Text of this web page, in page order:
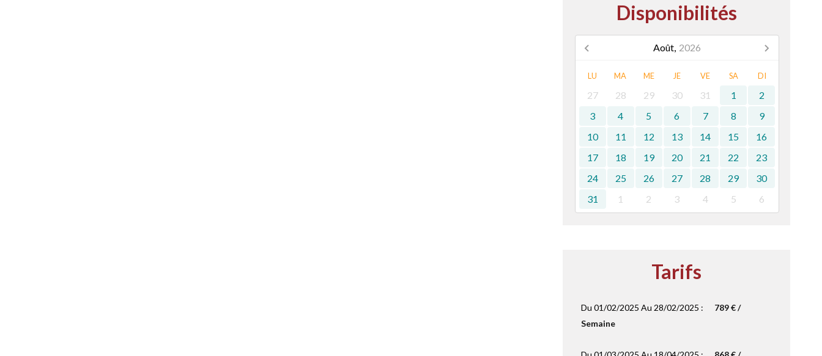
Disponibilités
Août, 2026
LU MA ME JE VE SA DI
27 28 29 30 31 1
2
3
4 5 6 7 8
9
10
11 12 13 14 15
16
17
18 19 20 21 22
23
24
25 26 27 28 29
30
31
1 2 3 4 5 6
Tarifs
Du 01/02/2025 Au 28/02/2025 :
789 € /
Semaine